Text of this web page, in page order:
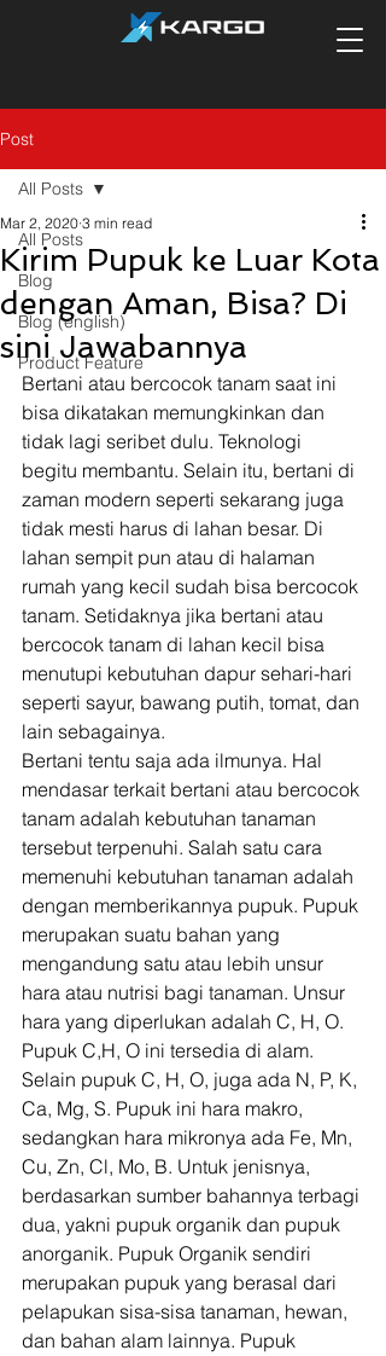
Post
All Posts
Blog
Blog (english)
Product Feature
All Posts
Kirim Pupuk ke Luar Kota
dengan Aman, Bisa? Di
sini Jawabannya
Mar 2, 2020 3 min read
Bertani atau bercocok tanam saat ini
bisa dikatakan memungkinkan dan
tidak lagi seribet dulu. Teknologi
begitu membantu. Selain itu, bertani di
zaman modern seperti sekarang juga
tidak mesti harus di lahan besar. Di
lahan sempit pun atau di halaman
rumah yang kecil sudah bisa bercocok
tanam. Setidaknya jika bertani atau
bercocok tanam di lahan kecil bisa
menutupi kebutuhan dapur sehari-hari
seperti sayur, bawang putih, tomat, dan
lain sebagainya.
Bertani tentu saja ada ilmunya. Hal
mendasar terkait bertani atau bercocok
tanam adalah kebutuhan tanaman
tersebut terpenuhi. Salah satu cara
memenuhi kebutuhan tanaman adalah
dengan memberikannya pupuk. Pupuk
merupakan suatu bahan yang
mengandung satu atau lebih unsur
hara atau nutrisi bagi tanaman. Unsur
hara yang diperlukan adalah C, H, O.
Pupuk C,H, O ini tersedia di alam.
Selain pupuk C, H, O, juga ada N, P, K,
Ca, Mg, S. Pupuk ini hara makro,
sedangkan hara mikronya ada Fe, Mn,
Cu, Zn, Cl, Mo, B. Untuk jenisnya,
berdasarkan sumber bahannya terbagi
dua, yakni pupuk organik dan pupuk
anorganik. Pupuk Organik sendiri
merupakan pupuk yang berasal dari
pelapukan sisa-sisa tanaman, hewan,
dan bahan alam lainnya. Pupuk